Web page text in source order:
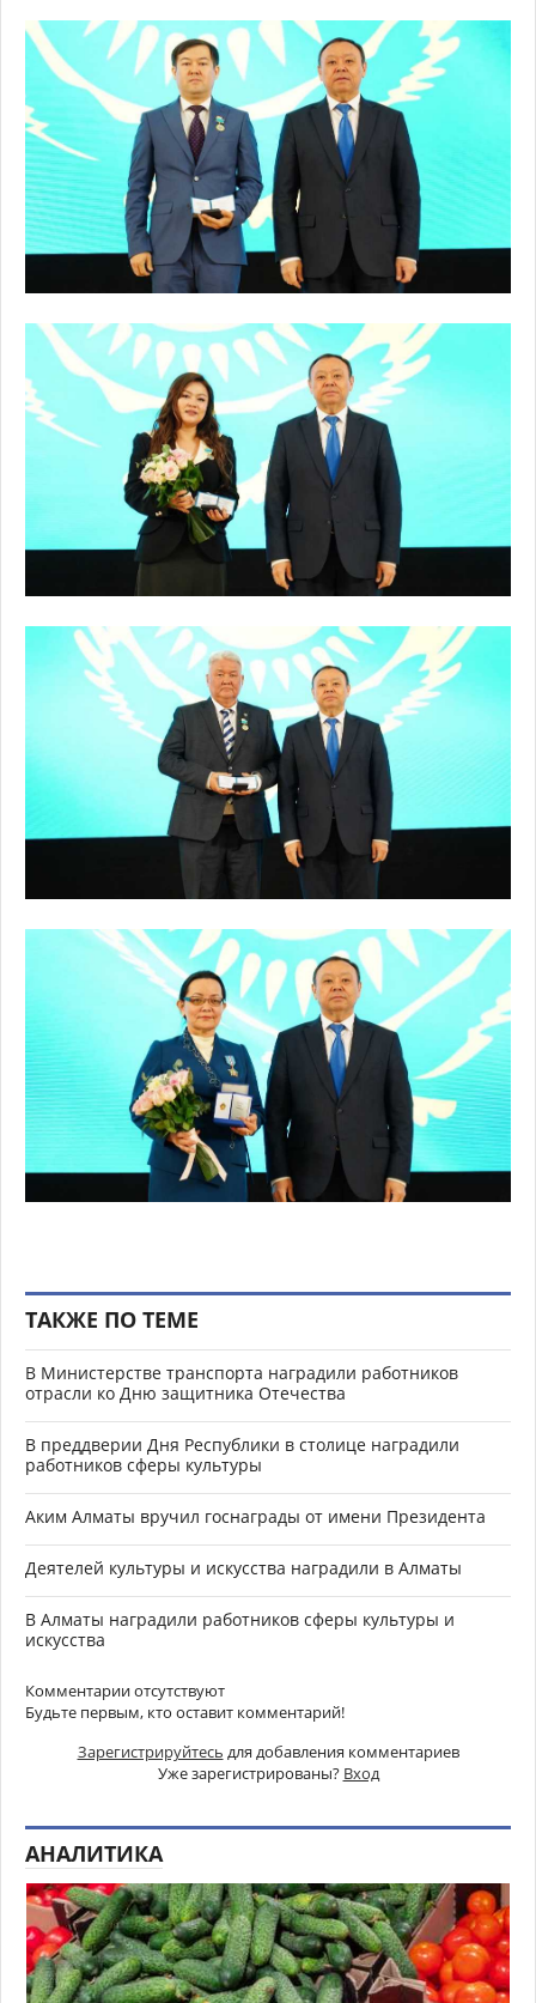
ТАКЖЕ ПО ТЕМЕ
В Министерстве транспорта наградили работников
отрасли ко Дню защитника Отечества
В преддверии Дня Республики в столице наградили
работников сферы культуры
Аким Алматы вручил госнаграды от имени Президента
Деятелей культуры и искусства наградили в Алматы
В Алматы наградили работников сферы культуры и
искусства
Комментарии отсутствуют
Будьте первым, кто оставит комментарий!
Зарегистрируйтесь для добавления комментариев
Уже зарегистрированы? Вход
АНАЛИТИКА